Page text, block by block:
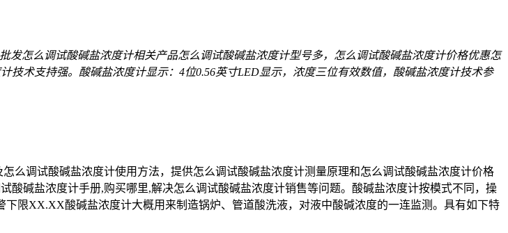
发怎么调试酸碱盐浓度计相关产品怎么调试酸碱盐浓度计型号多，怎么调试酸碱盐浓度计价格优惠怎
术支持强。酸碱盐浓度计显示：4位0.56英寸LED显示，浓度三位有效数值，酸碱盐浓度计技术参
么调试酸碱盐浓度计使用方法，提供怎么调试酸碱盐浓度计测量原理和怎么调试酸碱盐浓度计价格
碱盐浓度计手册,购买哪里,解决怎么调试酸碱盐浓度计销售等问题。酸碱盐浓度计按模式不同，操
限XX.XX酸碱盐浓度计大概用来制造锅炉、管道酸洗液，对液中酸碱浓度的一连监测。具有如下特